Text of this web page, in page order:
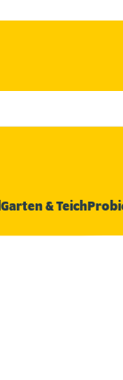
Garten & Teich